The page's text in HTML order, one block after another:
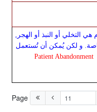
هي التخلي أو النبذ أو الهجر,
و لكن يُمكن أن تُستعمل
Patient Abandonment
Page